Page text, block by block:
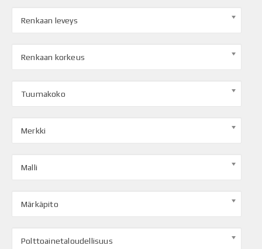
Renkaan leveys
Renkaan korkeus
Tuumakoko
Merkki
Malli
Märkäpito
Polttoainetaloudellisuus